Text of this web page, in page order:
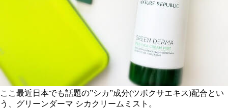
ここ最近日本でも話題の”シカ”成分(ツボクサエキス)配合とい
う、 グリーンダーマ シカクリームミスト 。